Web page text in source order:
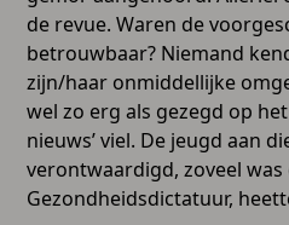
de revue. Waren de
betrouwbaar? Niemand
zijn/haar onmiddellijke
wel zo erg als gezegd op
nieuws’ viel. De jeugd aan
verontwaardigd, zoveel was
Gezondheidsdictatuur,